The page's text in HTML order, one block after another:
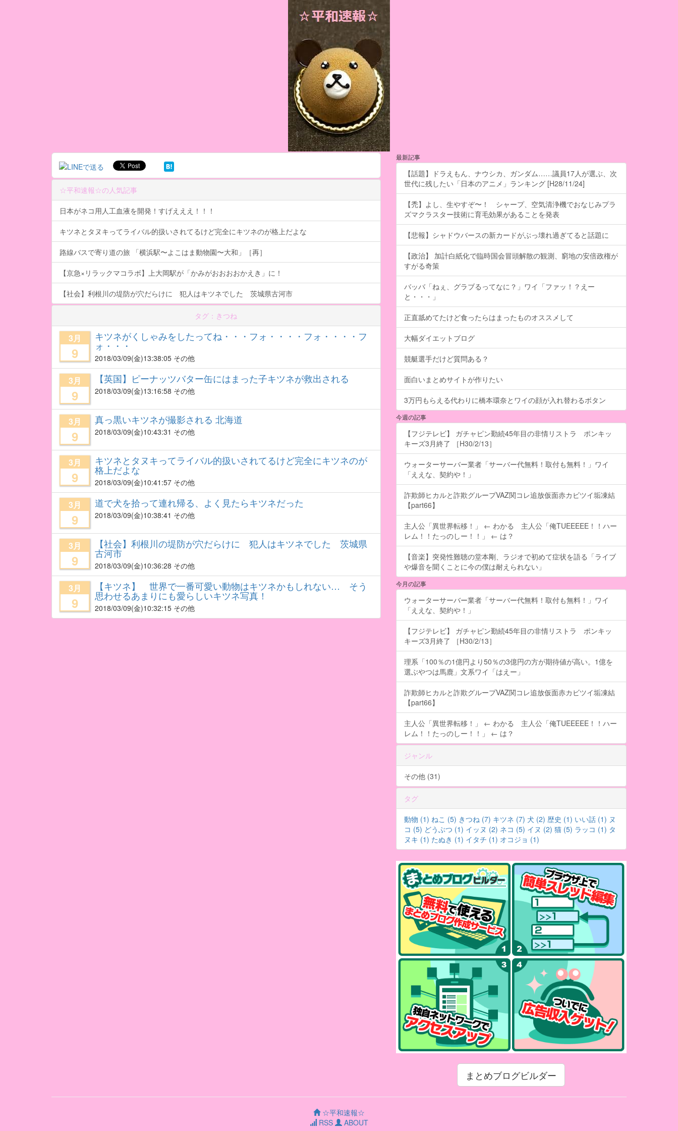
☆平和速報☆の人気記事
日本がネコ用人工血液を開発！すげえええ！！！
キツネとタヌキってライバル的扱いされてるけど完全にキツネのが格上だよな
路線バスで寄り道の旅 「横浜駅〜よこはま動物園〜大和」［再］
【京急×リラックマコラボ】上大岡駅が「かみがおおおおかえき」に！
【社会】利根川の堤防が穴だらけに 犯人はキツネでした 茨城県古河市
タグ：きつね
3月
9
キツネがくしゃみをしたってね・・・フォ・・・・フォ・・・・フ
ォ・・・
2018/03/09(金)13:38:05 その他
3月
9
【英国】ピーナッツバター缶にはまった子キツネが救出される
2018/03/09(金)13:16:58 その他
3月
9
真っ黒いキツネが撮影される 北海道
2018/03/09(金)10:43:31 その他
3月
9
キツネとタヌキってライバル的扱いされてるけど完全にキツネのが
格上だよな
2018/03/09(金)10:41:57 その他
3月
9
道で犬を拾って連れ帰る、よく見たらキツネだった
2018/03/09(金)10:38:41 その他
3月
9
【社会】利根川の堤防が穴だらけに 犯人はキツネでした 茨城県
古河市
2018/03/09(金)10:36:28 その他
3月
9
【キツネ】 世界で一番可愛い動物はキツネかもしれない… そう
思わせるあまりにも愛らしいキツネ写真！
2018/03/09(金)10:32:15 その他
最新記事
【話題】ドラえもん、ナウシカ、ガンダム……議員17人が選ぶ、次
世代に残したい「日本のアニメ」ランキング [H28/11/24]
【禿】よし、生やすぞ〜！ シャープ、空気清浄機でおなじみプラ
ズマクラスター技術に育毛効果があることを発表
【悲報】シャドウバースの新カードがぶっ壊れ過ぎてると話題に
【政治】 加計白紙化で臨時国会冒頭解散の観測、窮地の安倍政権が
すがる奇策
バッバ「ねぇ、グラブるってなに？」ワイ「ファッ！？えー
と・・・」
正直舐めてたけど食ったらはまったものオススメして
大幅ダイエットブログ
競艇選手だけど質問ある？
面白いまとめサイトが作りたい
3万円もらえる代わりに橋本環奈とワイの顔が入れ替わるボタン
今週の記事
【フジテレビ】 ガチャピン勤続45年目の非情リストラ ポンキッ
キーズ3月終了 ［H30/2/13］
ウォーターサーバー業者「サーバー代無料！取付も無料！」ワイ
「ええな、契約や！」
詐欺師ヒカルと詐欺グループVAZ関コレ追放仮面赤カビツイ垢凍結
【part66】
主人公「異世界転移！」 ← わかる 主人公「俺TUEEEEE！！ハー
レム！！たっのしー！！」 ← は？
【音楽】突発性難聴の堂本剛、ラジオで初めて症状を語る「ライブ
や爆音を聞くことに今の僕は耐えられない」
今月の記事
ウォーターサーバー業者「サーバー代無料！取付も無料！」ワイ
「ええな、契約や！」
【フジテレビ】 ガチャピン勤続45年目の非情リストラ ポンキッ
キーズ3月終了 ［H30/2/13］
理系「100％の1億円より50％の3億円の方が期待値が高い。1億を
選ぶやつは馬鹿」文系ワイ「はえー」
詐欺師ヒカルと詐欺グループVAZ関コレ追放仮面赤カビツイ垢凍結
【part66】
主人公「異世界転移！」 ← わかる 主人公「俺TUEEEEE！！ハー
レム！！たっのしー！！」 ← は？
ジャンル
その他 (31)
タグ
動物 (1) ねこ (5) きつね (7) キツネ (7) 犬 (2) 歴史 (1) いい話 (1) ヌ
コ (5) どうぶつ (1) イッヌ (2) ネコ (5) イヌ (2) 猫 (5) ラッコ (1) タ
ヌキ (1) たぬき (1) イタチ (1) オコジョ (1)
まとめブログビルダー
☆平和速報☆
RSS
ABOUT